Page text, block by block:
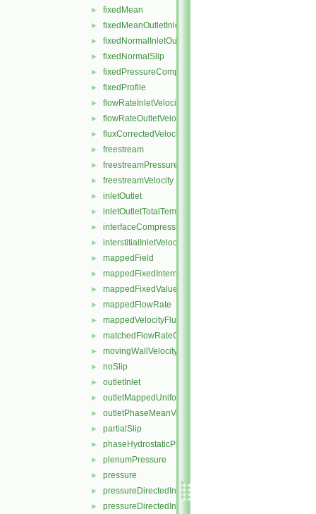
► fixedMean
► fixedMeanOutletInlet
► fixedNormalInletOutletVelocity
► fixedNormalSlip
► fixedPressureCompressibleDensity
► fixedProfile
► flowRateInletVelocity
► flowRateOutletVelocity
► fluxCorrectedVelocity
► freestream
► freestreamPressure
► freestreamVelocity
► inletOutlet
► inletOutletTotalTemperature
► interfaceCompression
► interstitialInletVelocity
► mappedField
► mappedFixedInternalValue
► mappedFixedValue
► mappedFlowRate
► mappedVelocityFluxFixedValue
► matchedFlowRateOutletVelocity
► movingWallVelocity
► noSlip
► outletInlet
► outletMappedUniformInlet
► outletPhaseMeanVelocity
► partialSlip
► phaseHydrostaticPressure
► plenumPressure
► pressure
► pressureDirectedInletOutletVelocity
► pressureDirectedInletVelocity